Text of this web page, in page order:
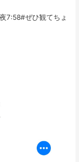
7:58#ぜひ観てちょ